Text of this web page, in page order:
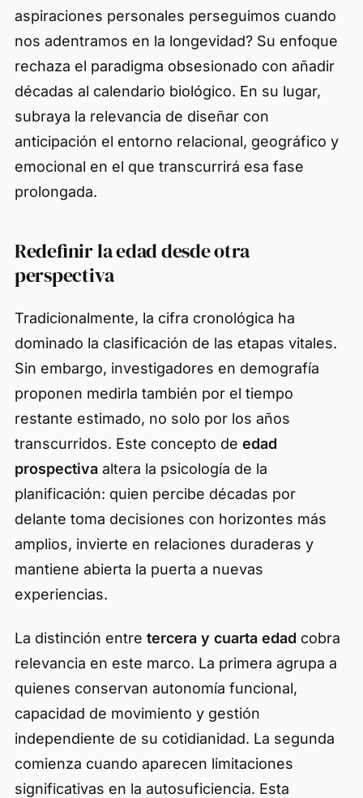
aspiraciones personales perseguimos cuando
nos adentramos en la longevidad? Su enfoque
rechaza el paradigma obsesionado con añadir
décadas al calendario biológico. En su lugar,
subraya la relevancia de diseñar con
anticipación el entorno relacional, geográfico y
emocional en el que transcurrirá esa fase
prolongada.
Redefinir la edad desde otra
perspectiva
Tradicionalmente, la cifra cronológica ha
dominado la clasificación de las etapas vitales.
Sin embargo, investigadores en demografía
proponen medirla también por el tiempo
restante estimado, no solo por los años
transcurridos. Este concepto de edad
prospectivaaltera la psicología de la
planificación: quien percibe décadas por
delante toma decisiones con horizontes más
amplios, invierte en relaciones duraderas y
mantiene abierta la puerta a nuevas
experiencias.
La distinción entre tercera y cuarta edad cobra
relevancia en este marco. La primera agrupa a
quienes conservan autonomía funcional,
capacidad de movimiento y gestión
independiente de su cotidianidad. La segunda
comienza cuando aparecen limitaciones
significativas en la autosuficiencia. Esta